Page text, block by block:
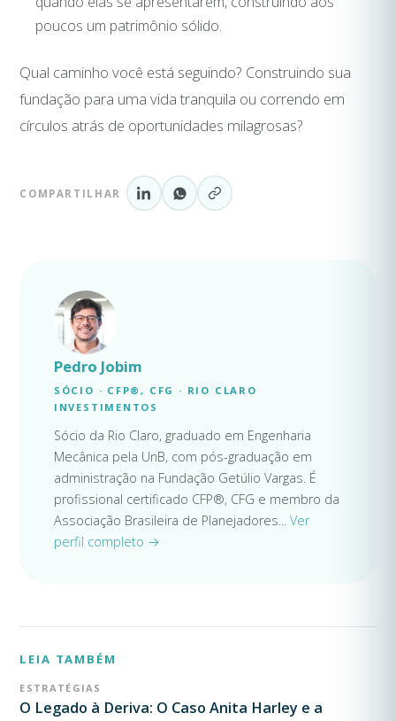
poucos um patrimônio sólido.
Qual caminho você está seguindo? Construindo sua
fundação para uma vida tranquila ou correndo em
círculos atrás de oportunidades milagrosas?
COMPARTILHAR
Pedro Jobim
SÓCIO · CFP®, CFG · RIO CLARO
INVESTIMENTOS
Sócio da Rio Claro, graduado em Engenharia
Mecânica pela UnB, com pós-graduação em
administração na Fundação Getúlio Vargas. É
profissional certificado CFP®, CFG e membro da
Associação Brasileira de Planejadores... Ver
perfil completo →
LEIA TAMBÉM
ESTRATÉGIAS
O Legado à Deriva: O Caso Anita Harley e a